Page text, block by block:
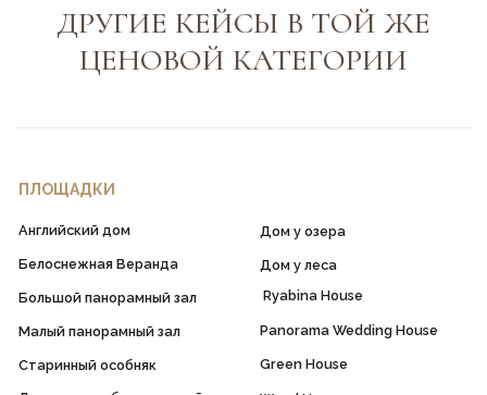
ДРУГИЕ КЕЙСЫ В ТОЙ ЖЕ
ЦЕНОВОЙ КАТЕГОРИИ